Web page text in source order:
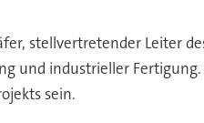
stellvertretender Leiter
und industrieller
sein.